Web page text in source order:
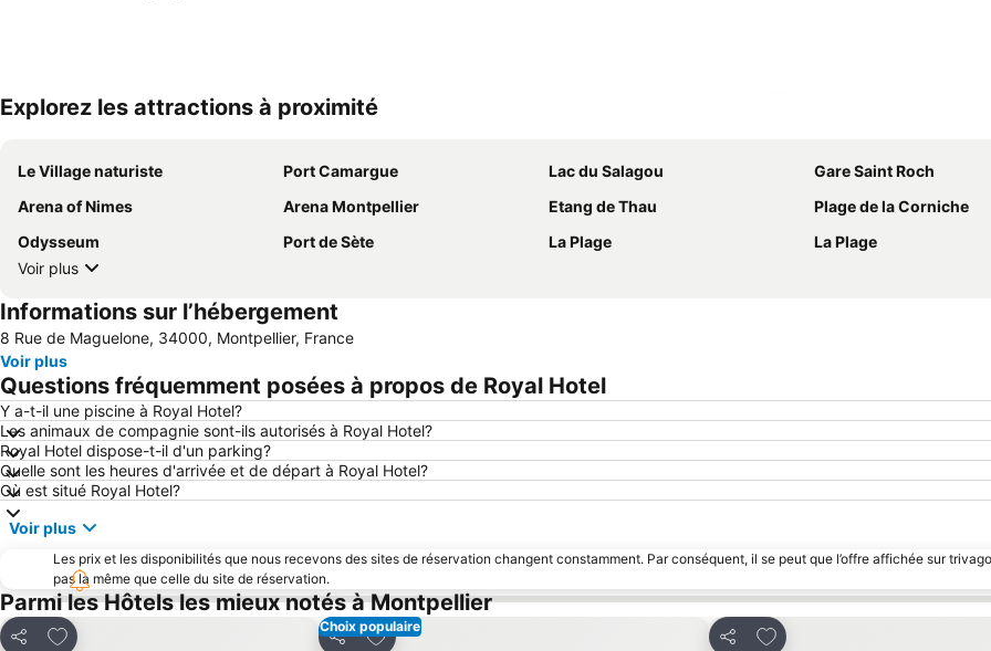
Explorez les attractions à proximité
Le Village naturiste Port Camargue Lac du Salagou
Gare Saint Roch
Arena of Nimes
Arena Montpellier Etang de Thau
Plage de la Corniche
Odysseum
Port de Sète La Plage
La Plage
Voir plus
Informations sur l’hébergement
8 Rue de Maguelone, 34000, Montpellier, France
Voir plus
Questions fréquemment posées à propos de Royal Hotel
Y a-t-il une piscine à Royal Hotel?
Les animaux de compagnie sont-ils autorisés à Royal Hotel?
Royal Hotel dispose-t-il d'un parking?
Quelle sont les heures d'arrivée et de départ à Royal Hotel?
Où est situé Royal Hotel?
Voir plus
Les prix et les disponibilités que nous recevons des sites de réservation changent constamment. Par conséquent, il se peut que l’offre affichée sur
pas la même que celle du site de réservation.
Parmi les Hôtels les mieux notés à Montpellier
Partager
Ajouter à mes favoris Choix populaire
Partager
Ajouter à mes favoris
Partager
Ajouter à mes favoris